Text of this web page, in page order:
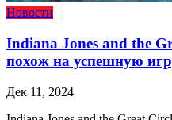
Новости
Indiana Jones and the
похож на успешную
Дек 11, 2024